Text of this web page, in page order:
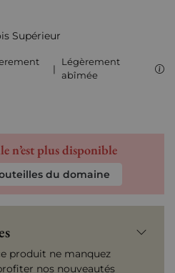
Supérieur
|
Légèrement
abîmée
n’est plus disponible
du domaine
produit ne manquez
nos nouveautés